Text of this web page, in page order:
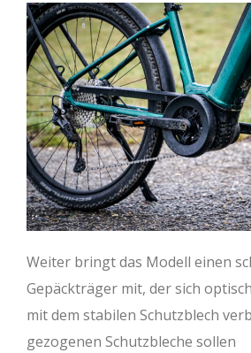
Weiter bringt das Modell einen
Gepäckträger mit, der sich
mit dem stabilen Schutzblech
gezogenen Schutzbleche sollen